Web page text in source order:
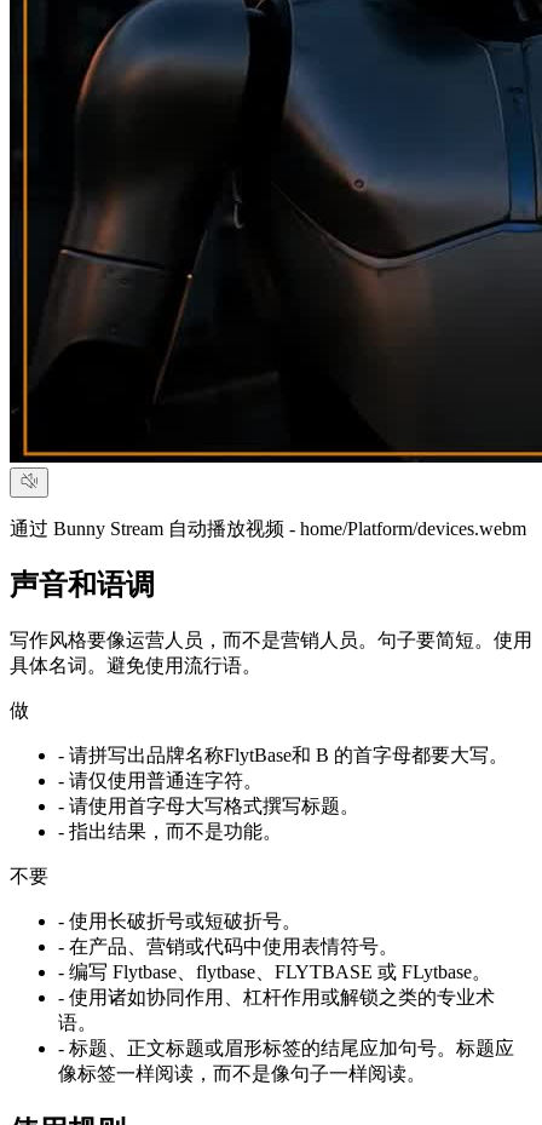
通过 Bunny Stream 自动播放视频 - home/Platform/devices.webm
声音和语调
写作风格要像运营人员，而不是营销人员。句子要简短。使用
具体名词。避免使用流行语。
做
- 请拼写出品牌名称FlytBase和 B 的首字母都要大写。
- 请仅使用普通连字符。
- 请使用首字母大写格式撰写标题。
- 指出结果，而不是功能。
不要
- 使用长破折号或短破折号。
- 在产品、营销或代码中使用表情符号。
- 编写 Flytbase、flytbase、FLYTBASE 或 FLytbase。
- 使用诸如协同作用、杠杆作用或解锁之类的专业术
语。
- 标题、正文标题或眉形标签的结尾应加句号。标题应
像标签一样阅读，而不是像句子一样阅读。